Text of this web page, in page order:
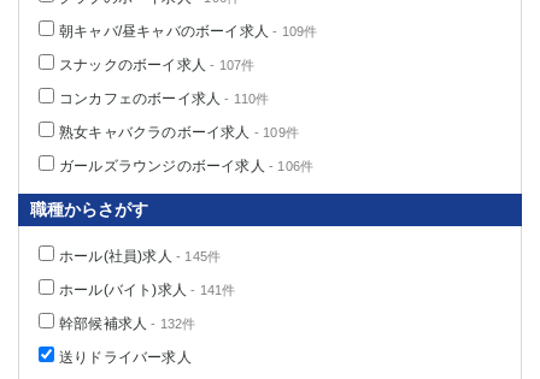
朝キャバ/昼キャバのボーイ求人 - 109件
スナックのボーイ求人 - 107件
コンカフェのボーイ求人 - 110件
熟女キャバクラのボーイ求人 - 109件
ガールズラウンジのボーイ求人 - 106件
職種からさがす
ホール(社員)求人 - 145件
ホール(バイト)求人 - 141件
幹部候補求人 - 132件
送りドライバー求人